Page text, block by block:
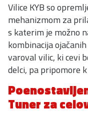
Vilice KYB so
mehanizmom za
s katerim je možno
kombinacija
varoval vilic, ki cevi
delci, pa pripomore
Tuner za